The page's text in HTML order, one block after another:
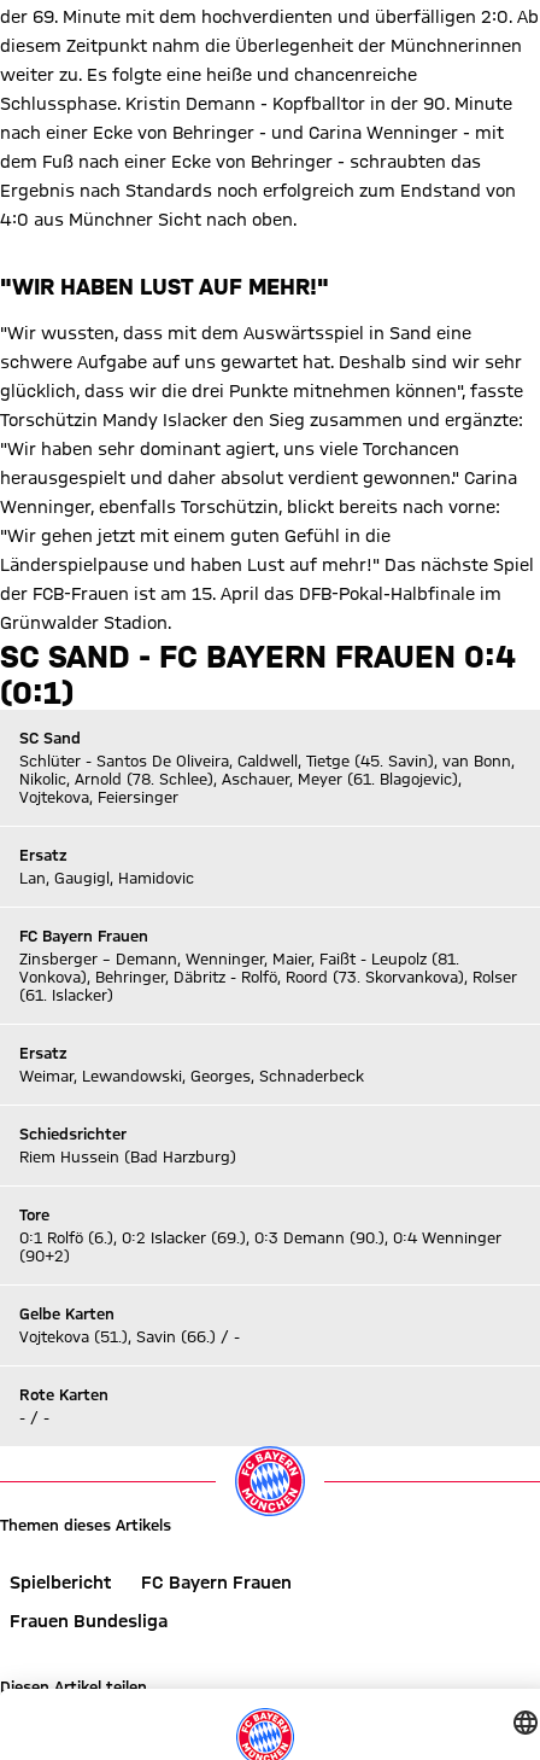
der 69. Minute mit dem hochverdienten und überfälligen 2:0. Ab
diesem Zeitpunkt nahm die Überlegenheit der Münchnerinnen
weiter zu. Es folgte eine heiße und chancenreiche
Schlussphase. Kristin Demann - Kopfballtor in der 90. Minute
nach einer Ecke von Behringer - und Carina Wenninger - mit
dem Fuß nach einer Ecke von Behringer - schraubten das
Ergebnis nach Standards noch erfolgreich zum Endstand von
4:0 aus Münchner Sicht nach oben.
"WIR HABEN LUST AUF MEHR!"
"Wir wussten, dass mit dem Auswärtsspiel in Sand eine
schwere Aufgabe auf uns gewartet hat. Deshalb sind wir sehr
glücklich, dass wir die drei Punkte mitnehmen können", fasste
Torschützin Mandy Islacker den Sieg zusammen und ergänzte:
"Wir haben sehr dominant agiert, uns viele Torchancen
herausgespielt und daher absolut verdient gewonnen." Carina
Wenninger, ebenfalls Torschützin, blickt bereits nach vorne:
"Wir gehen jetzt mit einem guten Gefühl in die
Länderspielpause und haben Lust auf mehr!" Das nächste Spiel
der FCB-Frauen ist am 15. April das DFB-Pokal-Halbfinale im
Grünwalder Stadion.
SC SAND - FC BAYERN FRAUEN 0:4
(0:1)
SC Sand
Schlüter - Santos De Oliveira, Caldwell, Tietge (45. Savin), van Bonn,
Nikolic, Arnold (78. Schlee), Aschauer, Meyer (61. Blagojevic),
Vojtekova, Feiersinger
Ersatz
Lan, Gaugigl, Hamidovic
FC Bayern Frauen
Zinsberger – Demann, Wenninger, Maier, Faißt - Leupolz (81.
Vonkova), Behringer, Däbritz - Rolfö, Roord (73. Skorvankova), Rolser
(61. Islacker)
Ersatz
Weimar, Lewandowski, Georges, Schnaderbeck
Schiedsrichter
Riem Hussein (Bad Harzburg)
Tore
0:1 Rolfö (6.), 0:2 Islacker (69.), 0:3 Demann (90.), 0:4 Wenninger
(90+2)
Gelbe Karten
Vojtekova (51.), Savin (66.) / -
Rote Karten
- / -
Themen dieses Artikels
Spielbericht
FC Bayern Frauen
Frauen Bundesliga
Diesen Artikel teilen